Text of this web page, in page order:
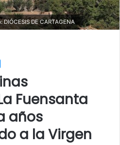
DE CARTAGENA
Fuensanta
años
a la Virgen